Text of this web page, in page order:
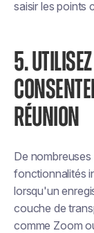
saisir les points
5.
RÉUNION
De
fonctionnalités
lorsqu'un
couche de
comme Zoom